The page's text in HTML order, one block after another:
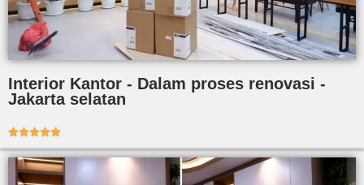
Interior Kantor - Dalam proses renovasi -
Jakarta selatan
